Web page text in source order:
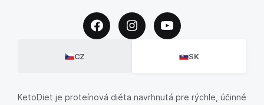
CZ SK
KetoDiet je proteínová diéta navrhnutá pre rýchle, účinné